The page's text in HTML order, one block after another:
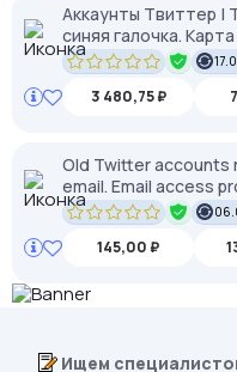
Аккаунты Твиттер |
синяя галочка.
3 480,75 ₽
Old Twitter accounts
email. Email access
145,00 ₽
Ищем